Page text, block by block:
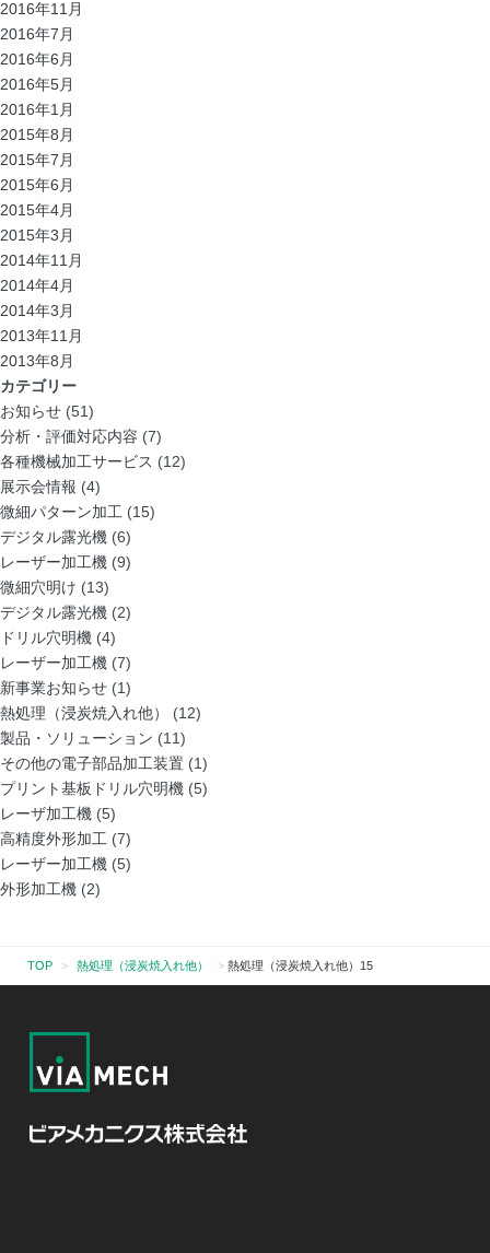
2016年11月
2016年7月
2016年6月
2016年5月
2016年1月
2015年8月
2015年7月
2015年6月
2015年4月
2015年3月
2014年11月
2014年4月
2014年3月
2013年11月
2013年8月
カテゴリー
お知らせ (51)
分析・評価対応内容 (7)
各種機械加工サービス (12)
展示会情報 (4)
微細パターン加工 (15)
デジタル露光機 (6)
レーザー加工機 (9)
微細穴明け (13)
デジタル露光機 (2)
ドリル穴明機 (4)
レーザー加工機 (7)
新事業お知らせ (1)
熱処理（浸炭焼入れ他）
(12)
製品・ソリューション (11)
その他の電子部品加工装置 (1)
プリント基板ドリル穴明機 (5)
レーザ加工機 (5)
高精度外形加工 (7)
レーザー加工機 (5)
外形加工機 (2)
TOP > 熱処理（浸炭焼入れ他） > 熱処理（浸炭焼入れ他）15